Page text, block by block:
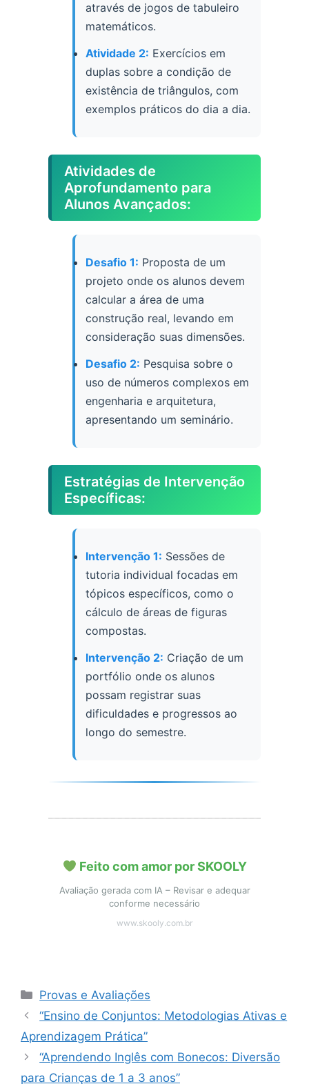
através de jogos de tabuleiro
matemáticos.
Atividade 2: Exercícios em
duplas sobre a condição de
existência de triângulos, com
exemplos práticos do dia a dia.
Atividades de
Aprofundamento para
Alunos Avançados:
Desafio 1: Proposta de um
projeto onde os alunos devem
calcular a área de uma
construção real, levando em
consideração suas dimensões.
Desafio 2: Pesquisa sobre o
uso de números complexos em
engenharia e arquitetura,
apresentando um seminário.
Estratégias de Intervenção
Específicas:
Intervenção 1: Sessões de
tutoria individual focadas em
tópicos específicos, como o
cálculo de áreas de figuras
compostas.
Intervenção 2: Criação de um
portfólio onde os alunos
possam registrar suas
dificuldades e progressos ao
longo do semestre.
Feito com amor por SKOOLY
Avaliação gerada com IA – Revisar e adequar
conforme necessário
www.skooly.com.br
Categorias
Provas e Avaliações
“Ensino de Conjuntos: Metodologias Ativas e
Aprendizagem Prática”
“Aprendendo Inglês com Bonecos: Diversão
para Crianças de 1 a 3 anos”